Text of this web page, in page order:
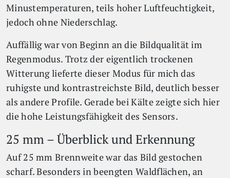
Minustemperaturen, teils hoher Luftfeuchtigkeit,
jedoch ohne Niederschlag.
Auffällig war von Beginn an die Bildqualität im
Regenmodus. Trotz der eigentlich trockenen
Witterung lieferte dieser Modus für mich das
ruhigste und kontrastreichste Bild, deutlich besser
als andere Profile. Gerade bei Kälte zeigte sich hier
die hohe Leistungsfähigkeit des Sensors.
25 mm – Überblick und Erkennung
Auf 25 mm Brennweite war das Bild gestochen
scharf. Besonders in beengten Waldflächen, an